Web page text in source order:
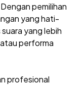
pemilihan
yang hati-
yang lebih
performa
profesional